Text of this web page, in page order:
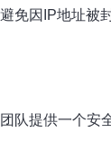
免因IP地址被
队提供一个安